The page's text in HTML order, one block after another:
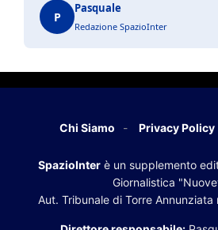
P
Pasquale
Redazione SpazioInter
Chi Siamo Privacy Policy
SpazioInter è un supplemento
Giornalistica
Aut. Tribunale di Torre